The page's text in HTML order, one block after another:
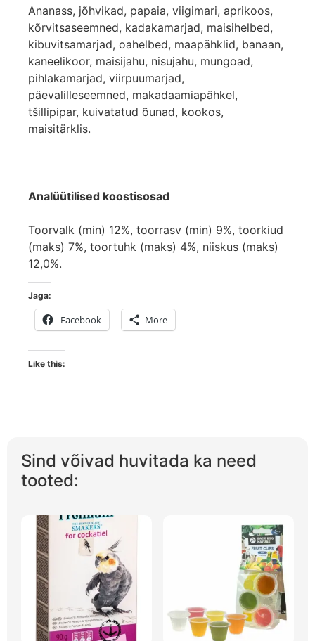
Ananass, jõhvikad, papaia, viigimari, aprikoos,
kõrvitsaseemned, kadakamarjad, maisihelbed,
kibuvitsamarjad, oahelbed, maapähklid, banaan,
kaneelikoor, maisijahu, nisujahu, mungoad,
pihlakamarjad, viirpuumarjad,
päevalilleseemned, makadaamiapähkel,
tšillipipar, kuivatatud õunad, kookos,
maisitärklis.
Analüütilised koostisosad
Toorvalk (min) 12%, toorrasv (min) 9%, toorkiud
(maks) 7%, toortuhk (maks) 4%, niiskus (maks)
12,0%.
Jaga:
Facebook More
Like this:
Sind võivad huvitada ka need
tooted: